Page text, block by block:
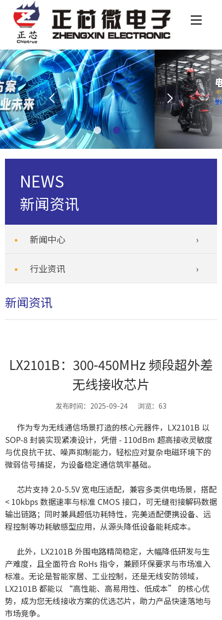
NEWS
新闻资讯
新闻中心
行业资讯
新闻资讯
LX2101B：300-450MHz 频段超外差
无线接收芯片
发布时间：2025-09-24 浏览：63
作为专为无线通信场景打造的核心元器件，LX2101B 以
SOP-8 封装实现紧凑设计，凭借 - 110dBm 超高接收灵敏度
与优良抗干扰、噪声抑制能力，轻松应对复杂电磁环境下的
微弱信号捕捉，为设备稳定通信筑牢基础。
芯片支持 2.0-5.5V 宽电压适配，兼容多类供电场景，搭配
< 10kbps 数据速率与标准 CMOS 接口，可无缝衔接解码数据
输出链路；同时兼具超低功耗特性，完美适配便携设备、远
程控制等功耗敏感型应用，从源头降低设备能耗成本。
此外，LX2101B 外围电路精简稳定，大幅降低研发与生
产难度，且全面符合 RoHs 指令，兼顾环保要求与市场准入
标准。无论是智能家居、工业控制，还是无线安防领域，
LX2101B 都能以 “高性能、高易用性、低成本” 的核心优
势，成为您无线接收方案的优选芯片，助力产品快速落地与
市场竞争。